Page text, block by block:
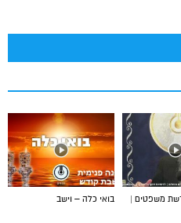
בואי כלה – וישב
משפטים |